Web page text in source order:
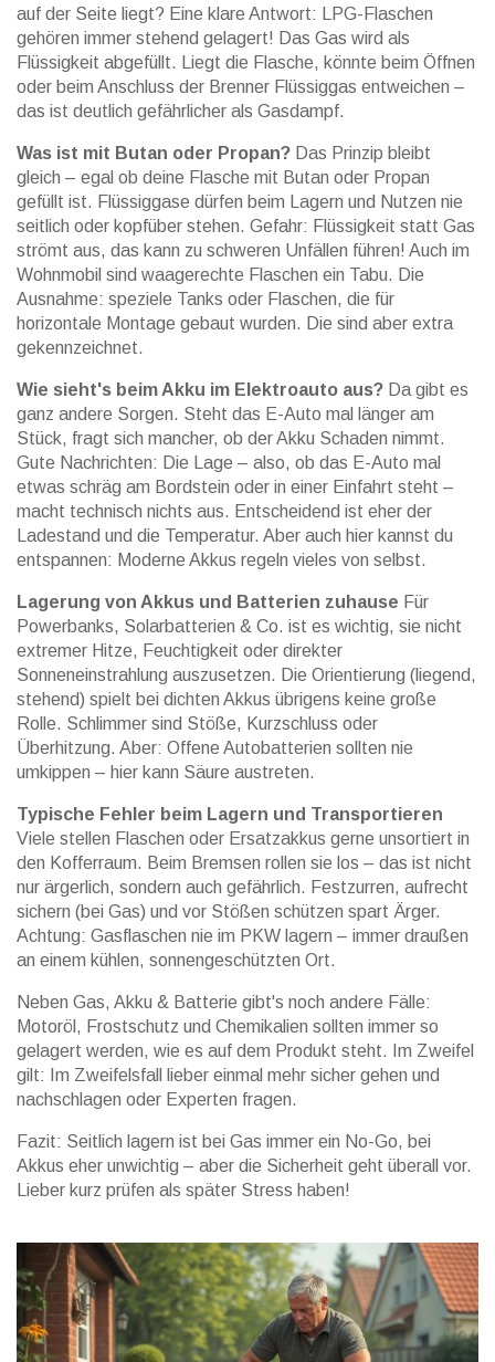
auf der Seite liegt? Eine klare Antwort: LPG-Flaschen
gehören immer stehend gelagert! Das Gas wird als
Flüssigkeit abgefüllt. Liegt die Flasche, könnte beim Öffnen
oder beim Anschluss der Brenner Flüssiggas entweichen –
das ist deutlich gefährlicher als Gasdampf.
Was ist mit Butan oder Propan? Das Prinzip bleibt
gleich – egal ob deine Flasche mit Butan oder Propan
gefüllt ist. Flüssiggase dürfen beim Lagern und Nutzen nie
seitlich oder kopfüber stehen. Gefahr: Flüssigkeit statt Gas
strömt aus, das kann zu schweren Unfällen führen! Auch im
Wohnmobil sind waagerechte Flaschen ein Tabu. Die
Ausnahme: speziele Tanks oder Flaschen, die für
horizontale Montage gebaut wurden. Die sind aber extra
gekennzeichnet.
Wie sieht's beim Akku im Elektroauto aus? Da gibt es
ganz andere Sorgen. Steht das E-Auto mal länger am
Stück, fragt sich mancher, ob der Akku Schaden nimmt.
Gute Nachrichten: Die Lage – also, ob das E-Auto mal
etwas schräg am Bordstein oder in einer Einfahrt steht –
macht technisch nichts aus. Entscheidend ist eher der
Ladestand und die Temperatur. Aber auch hier kannst du
entspannen: Moderne Akkus regeln vieles von selbst.
Lagerung von Akkus und Batterien zuhause Für
Powerbanks, Solarbatterien & Co. ist es wichtig, sie nicht
extremer Hitze, Feuchtigkeit oder direkter
Sonneneinstrahlung auszusetzen. Die Orientierung (liegend,
stehend) spielt bei dichten Akkus übrigens keine große
Rolle. Schlimmer sind Stöße, Kurzschluss oder
Überhitzung. Aber: Offene Autobatterien sollten nie
umkippen – hier kann Säure austreten.
Typische Fehler beim Lagern und Transportieren
Viele stellen Flaschen oder Ersatzakkus gerne unsortiert in
den Kofferraum. Beim Bremsen rollen sie los – das ist nicht
nur ärgerlich, sondern auch gefährlich. Festzurren, aufrecht
sichern (bei Gas) und vor Stößen schützen spart Ärger.
Achtung: Gasflaschen nie im PKW lagern – immer draußen
an einem kühlen, sonnengeschützten Ort.
Neben Gas, Akku & Batterie gibt's noch andere Fälle:
Motoröl, Frostschutz und Chemikalien sollten immer so
gelagert werden, wie es auf dem Produkt steht. Im Zweifel
gilt: Im Zweifelsfall lieber einmal mehr sicher gehen und
nachschlagen oder Experten fragen.
Fazit: Seitlich lagern ist bei Gas immer ein No-Go, bei
Akkus eher unwichtig – aber die Sicherheit geht überall vor.
Lieber kurz prüfen als später Stress haben!